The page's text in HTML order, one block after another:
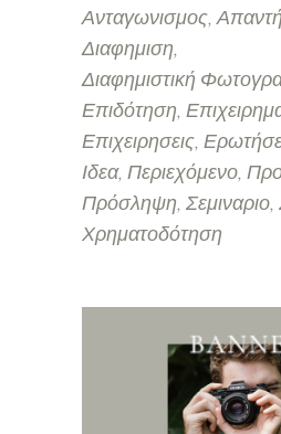
Ανταγωνισμος
Διαφημιση
Διαφημιστική
Επιδότηση
Επιχειρησεις
Ιδεα Περιεχόμενο
Πρόσληψη Σεμιναριο
Χρηματοδότηση